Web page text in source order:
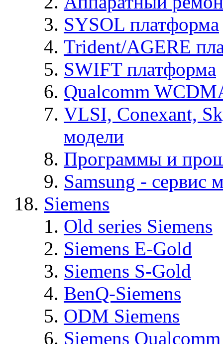
SYSOL платформа
Trident/AGERE
SWIFT платформа
Qualcomm
VLSI, Conexant,
модели
Программы и
Samsung - cервис
Siemens
Old series Siemens
Siemens E-Gold
Siemens S-Gold
BenQ-Siemens
ODM Siemens
Siemens Qualcomm